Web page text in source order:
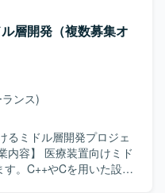
密に連携し、1フレーム
信号整理をマイクロ秒単
発ではなく、既存のベ
を行っていただきま
ミング、結合テスト、
す。 【求める人
でき、長期的に継続し
おります。日本語で技
に行え、仕様書を正確に
ウェア開発に携わるこ
層開発（複数募集オ
ンス)
るミドル層開発プロジェ
。C++やCを用いた設計